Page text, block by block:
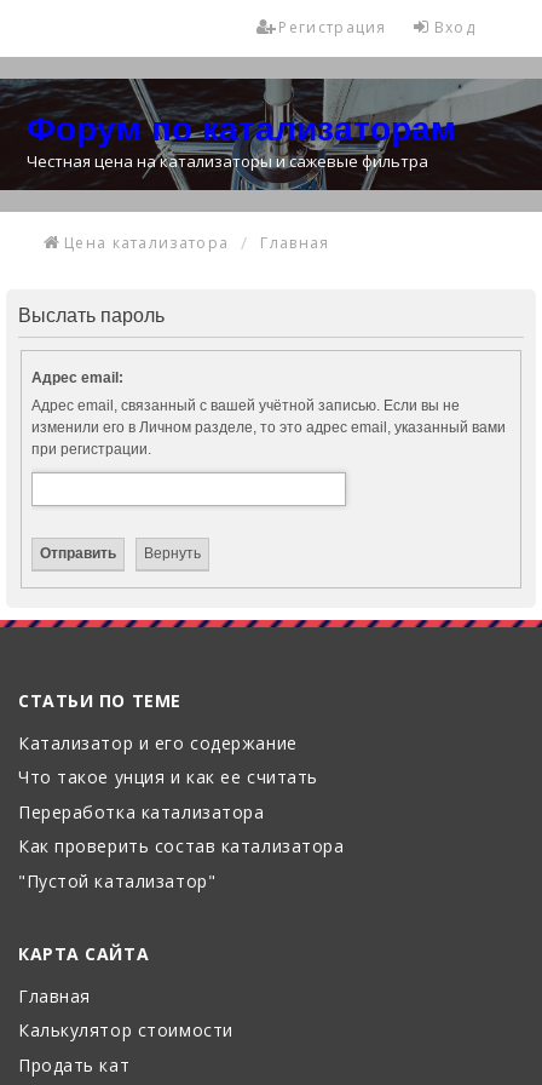
Вход
Регистрация
Форум по катализаторам
Честная цена на катализаторы и сажевые фильтра
Цена катализатора Главная
Выслать пароль
Адрес email:
Адрес email, связанный с вашей учётной записью. Если вы не
изменили его в Личном разделе, то это адрес email, указанный вами
при регистрации.
СТАТЬИ ПО ТЕМЕ
Катализатор и его содержание
Что такое унция и как ее считать
Переработка катализатора
Как проверить состав катализатора
"Пустой катализатор"
КАРТА САЙТА
Главная
Калькулятор стоимости
Продать кат